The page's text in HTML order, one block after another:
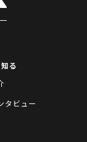
る
タビュー